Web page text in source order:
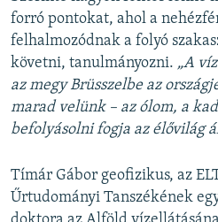
forró pontokat, ahol a
felhalmozódnak a folyó
követni, tanulmányozni. „A
az megy Brüsszelbe az
marad velünk – az ólom, a
befolyásolni fogja az élővilág
Tímár Gábor geofizikus, az
Űrtudományi Tanszékének